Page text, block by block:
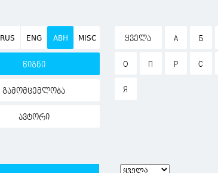
RUS ENG ABH MISC
წიგნი
გამომცემლობა
ავტორი
ᲧᲕᲔᲚᲐ А Б
О П Р С
Я